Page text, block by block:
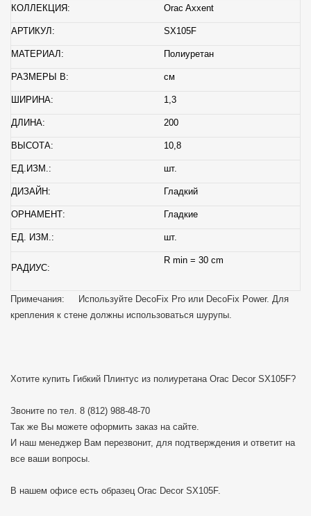
КОЛЛЕКЦИЯ: Orac Axxent
АРТИКУЛ: SX105F
МАТЕРИАЛ: Полиуретан
РАЗМЕРЫ В: см
ШИРИНА: 1,3
ДЛИНА: 200
ВЫСОТА: 10,8
ЕД.ИЗМ.: шт.
ДИЗАЙН: Гладкий
ОРНАМЕНТ: Гладкие
ЕД. ИЗМ.: шт.
РАДИУС:
R min = 30 cm
Примечания: Используйте DecoFix Pro или DecoFix Power. Для
крепления к стене должны использоваться шурупы.
Хотите купить Гибкий Плинтус из полиуретана Orac Decor SX105F?
Звоните по тел. 8 (812) 988-48-70
Так же Вы можете оформить заказ на сайте.
И наш менеджер Вам перезвонит, для подтверждения и ответит на
все ваши вопросы.
В нашем офисе есть образец Orac Decor SX105F.